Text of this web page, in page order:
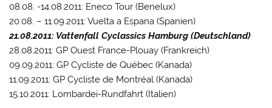
08.08. -14.08.2011: Eneco Tour (Benelux)
20.08. – 11.09.2011: Vuelta a Espana (Spanien)
21.08.2011: Vattenfall Cyclassics Hamburg (Deutschland)
28.08.2011: GP Ouest France-Plouay (Frankreich)
09.09.2011: GP Cycliste de Québec (Kanada)
11.09.2011: GP Cycliste de Montréal (Kanada)
15.10.2011: Lombardei-Rundfahrt (Italien)